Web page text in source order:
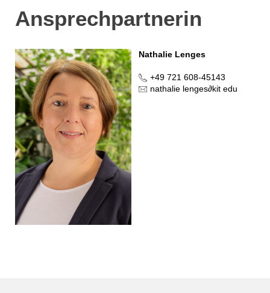
Ansprechpartnerin
Nathalie Lenges
+49 721 608-45143
nathalie lenges∂kit edu